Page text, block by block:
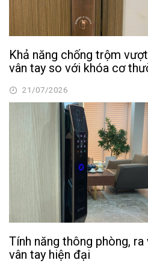
Khả năng chống trộm
vân tay so với khóa cơ
21/07/2026
Tính năng thông phòng,
vân tay hiện đại